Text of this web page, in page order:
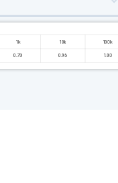
1k 10k 100k
0.70 0.96 1.00